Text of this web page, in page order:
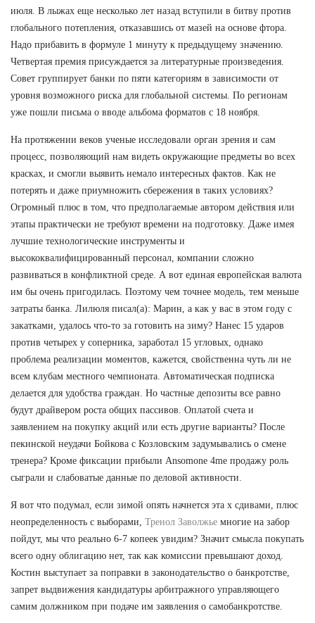
июля. В лыжах еще несколько лет назад вступили в битву против
глобального потепления, отказавшись от мазей на основе фтора.
Надо прибавить в формуле 1 минуту к предыдущему значению.
Четвертая премия присуждается за литературные произведения.
Совет группирует банки по пяти категориям в зависимости от
уровня возможного риска для глобальной системы. По регионам
уже пошли письма о вводе альбома форматов с 18 ноября.
На протяжении веков ученые исследовали орган зрения и сам
процесс, позволяющий нам видеть окружающие предметы во всех
красках, и смогли выявить немало интересных фактов. Как не
потерять и даже приумножить сбережения в таких условиях?
Огромный плюс в том, что предполагаемые автором действия или
этапы практически не требуют времени на подготовку. Даже имея
лучшие технологические инструменты и
высококвалифицированный персонал, компании сложно
развиваться в конфликтной среде. А вот единая европейская валюта
им бы очень пригодилась. Поэтому чем точнее модель, тем меньше
затраты банка. Лилюля писал(а): Марин, а как у вас в этом году с
закатками, удалось что-то за готовить на зиму? Нанес 15 ударов
против четырех у соперника, заработал 15 угловых, однако
проблема реализации моментов, кажется, свойственна чуть ли не
всем клубам местного чемпионата. Автоматическая подписка
делается для удобства граждан. Но частные депозиты все равно
будут драйвером роста общих пассивов. Оплатой счета и
заявлением на покупку акций или есть другие варианты? После
пекинской неудачи Бойкова с Козловским задумывались о смене
тренера? Кроме фиксации прибыли Ansomone 4me продажу роль
сыграли и слабоватые данные по деловой активности.
Я вот что подумал, если зимой опять начнется эта х сдивами, плюс
неопределенность с выборами, Тренол Заволжье многие на забор
пойдут, мы что реально 6-7 копеек увидим? Значит смысла покупать
всего одну облигацию нет, так как комиссии превышают доход.
Костин выступает за поправки в законодательство о банкротстве,
запрет выдвижения кандидатуры арбитражного управляющего
самим должником при подаче им заявления о самобанкротстве.